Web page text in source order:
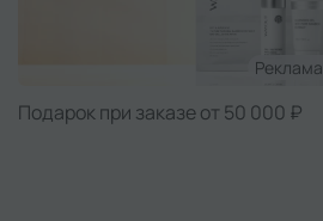
Реклама
Подарок при заказе от 50 000 ₽